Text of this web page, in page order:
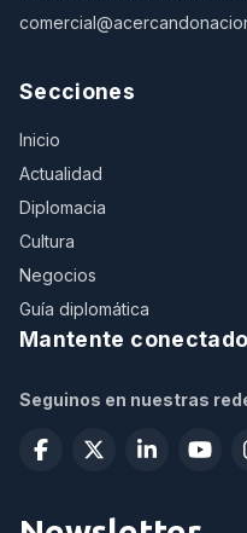
Secciones
Inicio
Actualidad
Diplomacia
Cultura
Negocios
Guía diplomática
Mantente conectado
Seguinos en nuestras